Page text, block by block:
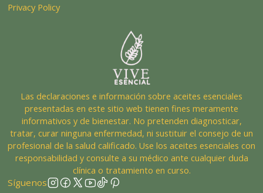
Privacy Policy
Las declaraciones e información sobre aceites esenciales
presentadas en este sitio web tienen fines meramente
informativos y de bienestar. No pretenden diagnosticar,
tratar, curar ninguna enfermedad, ni sustituir el consejo de un
profesional de la salud calificado. Use los aceites esenciales con
responsabilidad y consulte a su médico ante cualquier duda
clínica o tratamiento en curso.
Síguenos